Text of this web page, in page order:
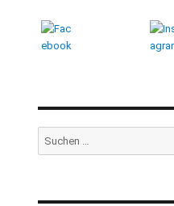
Suchen
nach: